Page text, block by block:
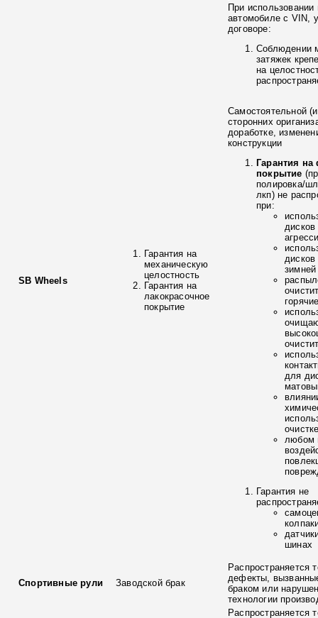
SB Wheels
Гарантия на
механическую
целостность
Гарантия на
лакокрасочное
покрытие
При использовании
автомобиле с VIN,
договоре:
Соблюдении
затяжек
на
Самостоятельной
сторонних
доработке,
конструкции
Гарантия
покрытие
полировка/
лкп) не
при:
зимней
для
любом
Гарантия не
шинах
Спортивные рули Заводской брак
Распространяется
дефекты,
браком или
технологии
Распространяется